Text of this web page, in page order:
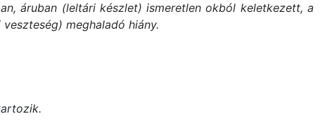
áruban (leltári készlet) ismeretlen okból keletkezett, a
meghaladó hiány.